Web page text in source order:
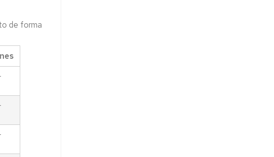
de forma